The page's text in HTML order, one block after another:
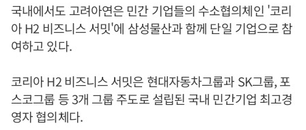
국내에서도 고려아연은 민간 기업들의 수소협의체인 '코리
아 H2 비즈니스 서밋'에 삼성물산과 함께 단일 기업으로 참
여하고 있다.
코리아 H2 비즈니스 서밋은 현대자동차그룹과 SK그룹, 포
스코그룹 등 3개 그룹 주도로 설립된 국내 민간기업 최고경
영자 협의체다.